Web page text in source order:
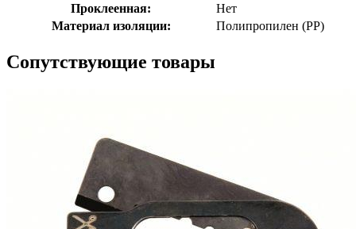
Проклеенная:
Нет
Материал изоляции:
Полипропилен (PP)
Сопутствующие товары